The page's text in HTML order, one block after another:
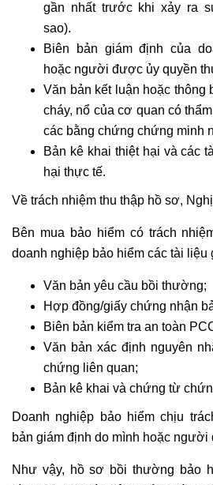
gần nhất trước khi xảy ra
sao).
Biên bản giám định của
hoặc người được ủy quyền
Văn bản kết luận hoặc thông
cháy, nổ của cơ quan có
các bằng chứng chứng minh
Bản kê khai thiệt hại và các
hại thực tế.
Về trách nhiệm thu thập hồ sơ,
Bên mua bảo hiểm có trách
doanh nghiệp bảo hiểm các tài liệu
Văn bản yêu cầu bồi thường;
Hợp đồng/giấy chứng nhận
Biên bản kiểm tra an toàn
Văn bản xác định nguyên
chứng liên quan;
Bản kê khai và chứng từ
Doanh nghiệp bảo hiểm chịu
bản giám định do mình hoặc
Như vậy, hồ sơ bồi thường bảo